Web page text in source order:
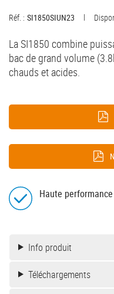
Réf. : SI1850SIUN23
La SI1850 combine
bac de grand volume
chauds et acides.
Haute performance
Info produit
Téléchargements